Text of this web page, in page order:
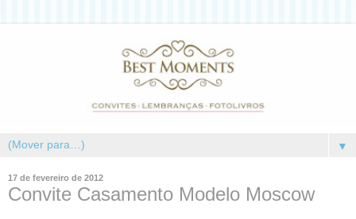
▼
17 de fevereiro de 2012
Convite Casamento Modelo Moscow